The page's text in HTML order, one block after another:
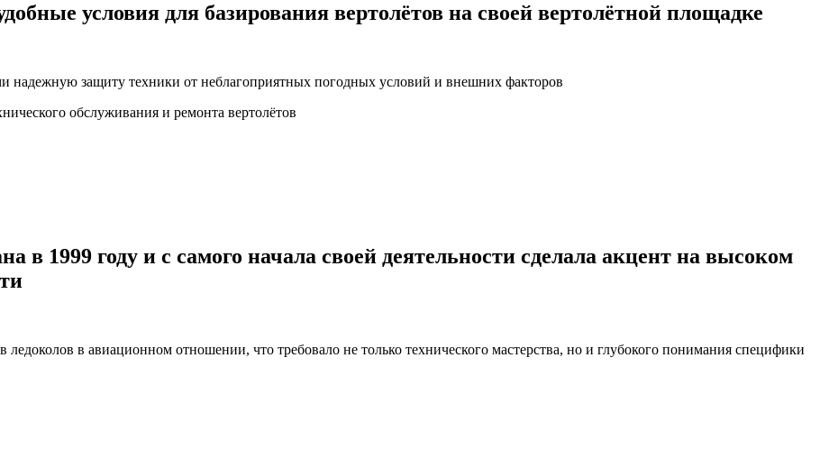
условия для базирования вертолётов на своей вертолётной площадке
защиту техники от неблагоприятных погодных условий и внешних факторов
обслуживания и ремонта вертолётов
в 1999 году и с самого начала своей деятельности сделала акцент на высоком
в авиационном отношении, что требовало не только технического мастерства, но и глубокого понимания специфики